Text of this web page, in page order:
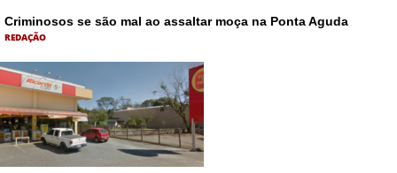
Criminosos se são mal ao assaltar moça na Ponta Aguda
REDAÇÃO